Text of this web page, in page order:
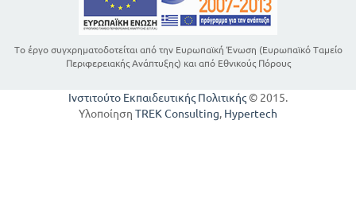
Το έργο συγχρηματοδοτείται από την Ευρωπαϊκή Ένωση (Ευρωπαϊκό Ταμείο
Περιφερειακής Ανάπτυξης) και από Εθνικούς Πόρους
Ινστιτούτο Εκπαιδευτικής Πολιτικής © 2015.
Υλοποίηση TREK Consulting, Hypertech